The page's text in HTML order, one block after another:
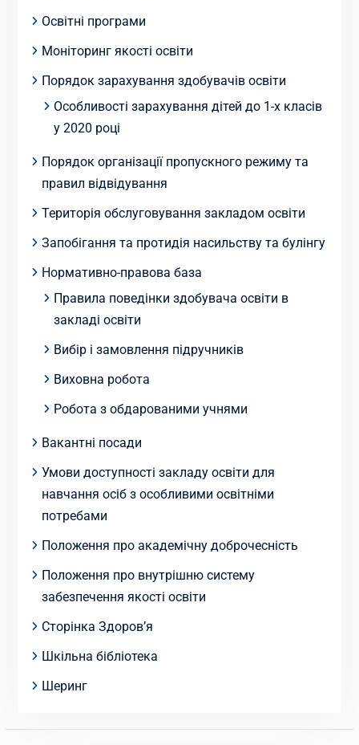
Освітні програми
Моніторинг якості освіти
Порядок зарахування здобувачів освіти
Особливості зарахування дітей до 1-х класів
у 2020 році
Порядок організації пропускного режиму та
правил відвідування
Територія обслуговування закладом освіти
Запобігання та протидія насильству та булінгу
Нормативно-правова база
Правила поведінки здобувача освіти в
закладі освіти
Вибір і замовлення підручників
Виховна робота
Робота з обдарованими учнями
Вакантні посади
Умови доступності закладу освіти для
навчання осіб з особливими освітніми
потребами
Положення про академічну доброчесність
Положення про внутрішню систему
забезпечення якості освіти
Сторінка Здоров’я
Шкільна бібліотека
Шеринг